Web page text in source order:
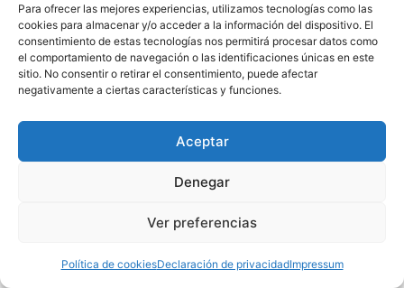
Para ofrecer las mejores experiencias, utilizamos tecnologías como las
cookies para almacenar y/o acceder a la información del dispositivo. El
consentimiento de estas tecnologías nos permitirá procesar datos como
el comportamiento de navegación o las identificaciones únicas en este
sitio. No consentir o retirar el consentimiento, puede afectar
negativamente a ciertas características y funciones.
Aceptar
Denegar
Ver preferencias
Política de cookiesDeclaración de privacidadImpressum
las raíces salgan.